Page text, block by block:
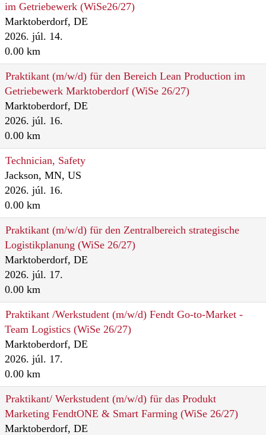
im Getriebewerk (WiSe26/27)
Marktoberdorf, DE
2026. júl. 14.
0.00 km
Praktikant (m/w/d) für den Bereich Lean Production im
Getriebewerk Marktoberdorf (WiSe 26/27)
Marktoberdorf, DE
2026. júl. 16.
0.00 km
Technician, Safety
Jackson, MN, US
2026. júl. 16.
0.00 km
Praktikant (m/w/d) für den Zentralbereich strategische
Logistikplanung (WiSe 26/27)
Marktoberdorf, DE
2026. júl. 17.
0.00 km
Praktikant /Werkstudent (m/w/d) Fendt Go-to-Market -
Team Logistics (WiSe 26/27)
Marktoberdorf, DE
2026. júl. 17.
0.00 km
Praktikant/ Werkstudent (m/w/d) für das Produkt
Marketing FendtONE & Smart Farming (WiSe 26/27)
Marktoberdorf, DE